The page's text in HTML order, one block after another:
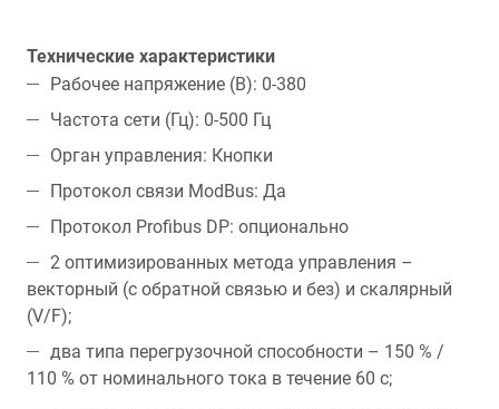
Технические характеристики
Рабочее напряжение (В): 0-380
Частота сети (Гц): 0-500 Гц
Орган управления: Кнопки
Протокол связи ModBus: Да
Протокол Profibus DP: опционально
2 оптимизированных метода управления –
векторный (с обратной связью и без) и скалярный
(V/F);
два типа перегрузочной способности – 150 % /
110 % от номинального тока в течение 60 с;